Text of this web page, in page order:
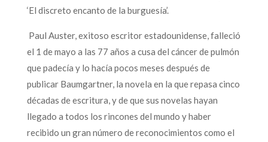
‘El discreto encanto de la burguesía’.
Paul Auster, exitoso escritor estadounidense, falleció
el 1 de mayo a las 77 años a cusa del cáncer de pulmón
que padecía y lo hacía pocos meses después de
publicar Baumgartner, la novela en la que repasa cinco
décadas de escritura, y de que sus novelas hayan
llegado a todos los rincones del mundo y haber
recibido un gran número de reconocimientos como el